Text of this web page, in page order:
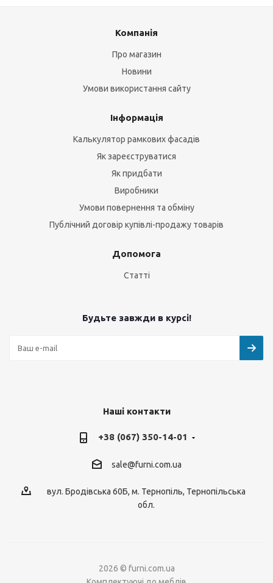
Компанія
Про магазин
Новини
Умови використання сайту
Інформація
Калькулятор рамкових фасадів
Як зареєструватися
Як придбати
Виробники
Умови повернення та обміну
Публічний договір купівлі-продажу товарів
Допомога
Статті
Будьте завжди в курсі!
Наші контакти
+38 (067) 350-14-01
sale@furni.com.ua
вул. Бродівська 60Б, м. Тернопіль, Тернопільська
обл.
2026 © furni.com.ua